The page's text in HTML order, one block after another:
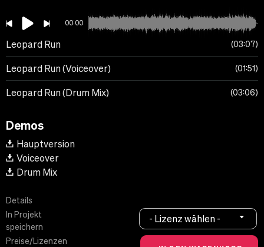
00:00
Leopard Run 03:07
Leopard Run (Voiceover) 01:51
Leopard Run (Drum Mix) 03:06
Demos
Hauptversion
Voiceover
Drum Mix
Details
In Projekt
speichern
Preise/Lizenzen
- Lizenz wählen -